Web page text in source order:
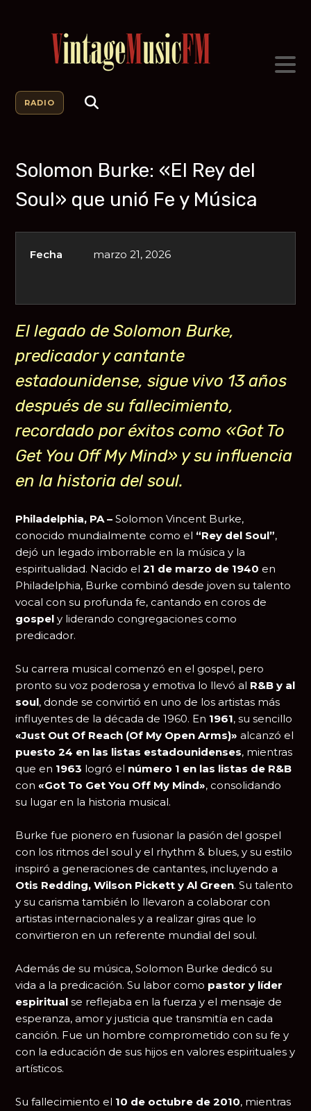
RADIO
Solomon Burke: «El Rey del
Soul» que unió Fe y Música
Fecha marzo 21, 2026
El legado de Solomon Burke,
predicador y cantante
estadounidense, sigue vivo 13 años
después de su fallecimiento,
recordado por éxitos como «Got To
Get You Off My Mind» y su influencia
en la historia del soul.
Philadelphia, PA – Solomon Vincent Burke,
conocido mundialmente como el “Rey del Soul”,
dejó un legado imborrable en la música y la
espiritualidad. Nacido el21 de marzo de 1940 en
Philadelphia, Burke combinó desde joven su talento
vocal con su profunda fe, cantando en coros de
gospel y liderando congregaciones como
predicador.
Su carrera musical comenzó en el gospel, pero
pronto su voz poderosa y emotiva lo llevó al R&B y al
soul, donde se convirtió en uno de los artistas más
influyentes de la década de 1960. En 1961, su sencillo
«Just Out Of Reach (Of My Open Arms)» alcanzó el
puesto 24 en las listas estadounidenses, mientras
que en 1963 logró el número 1 en las listas de R&B
con«Got To Get You Off My Mind», consolidando
su lugar en la historia musical.
Burke fue pionero en fusionar la pasión del gospel
con los ritmos del soul y el rhythm & blues, y su estilo
inspiró a generaciones de cantantes, incluyendo a
Otis Redding, Wilson Pickett y Al Green. Su talento
y su carisma también lo llevaron a colaborar con
artistas internacionales y a realizar giras que lo
convirtieron en un referente mundial del soul.
Además de su música, Solomon Burke dedicó su
vida a la predicación. Su labor como pastor y líder
espiritual se reflejaba en la fuerza y el mensaje de
esperanza, amor y justicia que transmitía en cada
canción. Fue un hombre comprometido con su fe y
con la educación de sus hijos en valores espirituales y
artísticos.
Su fallecimiento el 10 de octubre de 2010, mientras